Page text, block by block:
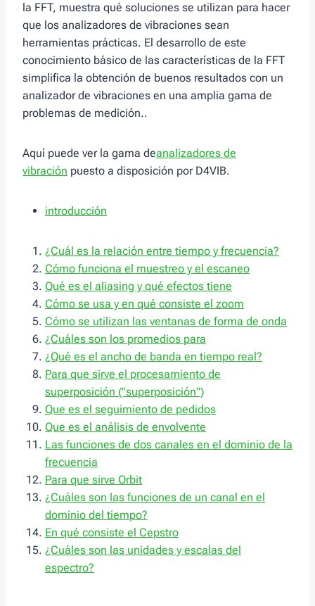
la FFT, muestra qué soluciones se utilizan para hacer
que los analizadores de vibraciones sean
herramientas prácticas. El desarrollo de este
conocimiento básico de las características de la FFT
simplifica la obtención de buenos resultados con un
analizador de vibraciones en una amplia gama de
problemas de medición..
Aquí puede ver la gama deanalizadores de
vibración puesto a disposición por D4VIB.
introducción
¿Cuál es la relación entre tiempo y frecuencia?
Cómo funciona el muestreo y el escaneo
Qué es el aliasing y qué efectos tiene
Cómo se usa y en qué consiste el zoom
Cómo se utilizan las ventanas de forma de onda
¿Cuáles son los promedios para
¿Qué es el ancho de banda en tiempo real?
Para que sirve el procesamiento de
superposición ("superposición")
Que es el seguimiento de pedidos
Que es el análisis de envolvente
Las funciones de dos canales en el dominio de la
frecuencia
Para que sirve Orbit
¿Cuáles son las funciones de un canal en el
dominio del tiempo?
En qué consiste el Cepstro
¿Cuáles son las unidades y escalas del
espectro?